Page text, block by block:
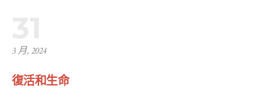
3 月, 2024
復活和生命